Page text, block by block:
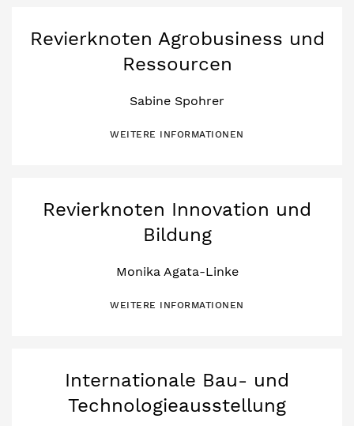
Revierknoten Agrobusiness und
Ressourcen
Sabine Spohrer
WEITERE INFORMATIONEN
Revierknoten Innovation und
Bildung
Monika Agata-Linke
WEITERE INFORMATIONEN
Internationale Bau- und
Technologieausstellung